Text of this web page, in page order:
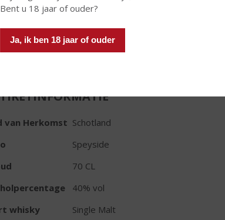
Bent u 18 jaar of ouder?
Ja, ik ben 18 jaar of ouder
In winkelmand
van Herkomst Schotland
Speyside
70 CL
40% vol
whisky
Single Malt